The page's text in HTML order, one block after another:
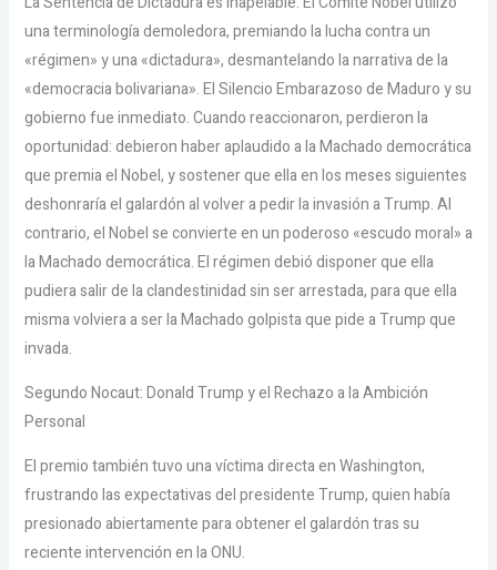
una terminología demoledora, premiando la lucha contra un
«régimen» y una «dictadura», desmantelando la narrativa de la
«democracia bolivariana». El Silencio Embarazoso de Maduro y su
gobierno fue inmediato. Cuando reaccionaron, perdieron la
oportunidad: debieron haber aplaudido a la Machado democrática
que premia el Nobel, y sostener que ella en los meses siguientes
deshonraría el galardón al volver a pedir la invasión a Trump. Al
contrario, el Nobel se convierte en un poderoso «escudo moral» a
la Machado democrática. El régimen debió disponer que ella
pudiera salir de la clandestinidad sin ser arrestada, para que ella
misma volviera a ser la Machado golpista que pide a Trump que
invada.
Segundo Nocaut: Donald Trump y el Rechazo a la Ambición
Personal
El premio también tuvo una víctima directa en Washington,
frustrando las expectativas del presidente Trump, quien había
presionado abiertamente para obtener el galardón tras su
reciente intervención en la ONU.